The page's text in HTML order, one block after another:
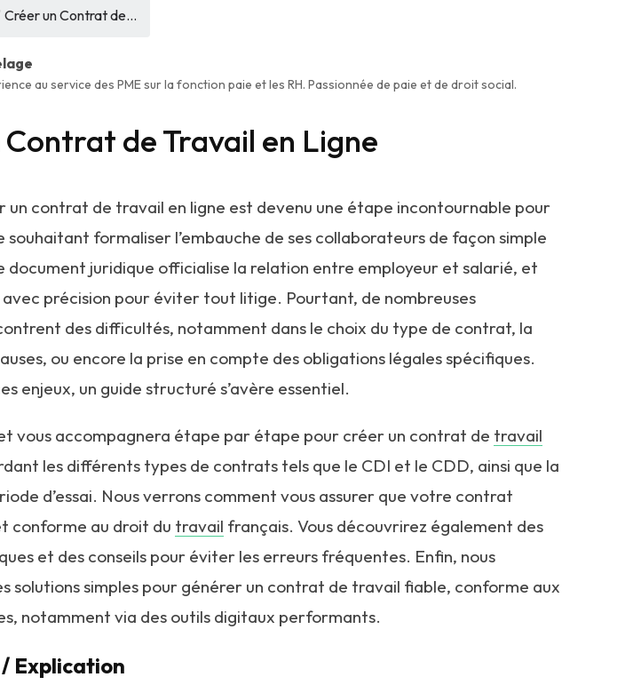
de Travail en Ligne
Créer un Contrat de...
au service des PME sur la fonction paie et les RH. Passionnée de paie et de droit social.
un contrat de travail en ligne est devenu une étape incontournable pour
formaliser l’embauche de ses collaborateurs de façon simple
document juridique officialise la relation entre employeur et salarié, et
précision pour éviter tout litige. Pourtant, de nombreuses
des difficultés, notamment dans le choix du type de contrat, la
ou encore la prise en compte des obligations légales spécifiques.
enjeux, un guide structuré s’avère essentiel.
vous accompagnera étape par étape pour créer un contrat de travail
les différents types de contrats tels que le CDI et le CDD, ainsi que la
d’essai. Nous verrons comment vous assurer que votre contrat
conforme au droit du travail français. Vous découvrirez également des
et des conseils pour éviter les erreurs fréquentes. Enfin, nous
solutions simples pour générer un contrat de travail fiable, conforme aux
notamment via des outils digitaux performants.
Explication